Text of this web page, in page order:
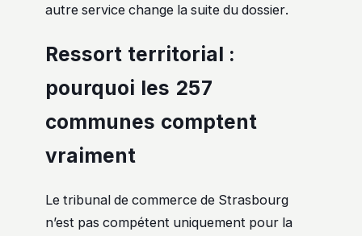
autre service change la suite du dossier.
Ressort territorial :
pourquoi les 257
communes comptent
vraiment
Le tribunal de commerce de Strasbourg
n’est pas compétent uniquement pour la